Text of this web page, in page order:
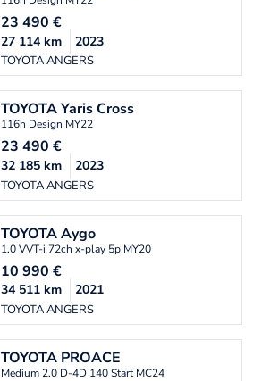
23 490 €
TOYOTA ANGERS
27 114 km 2023
TOYOTAYaris Cross
116h Design MY22
23 490 €
TOYOTA ANGERS
32 185 km 2023
TOYOTAAygo
1.0 VVT-i 72ch x-play 5p MY20
10 990 €
TOYOTA ANGERS
34 511 km 2021
TOYOTA PROACE
Medium 2.0 D-4D 140 Start MC24